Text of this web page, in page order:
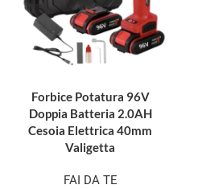
Forbice Potatura 96V
Doppia Batteria 2.0AH
Cesoia Elettrica 40mm
Valigetta
FAI DA TE